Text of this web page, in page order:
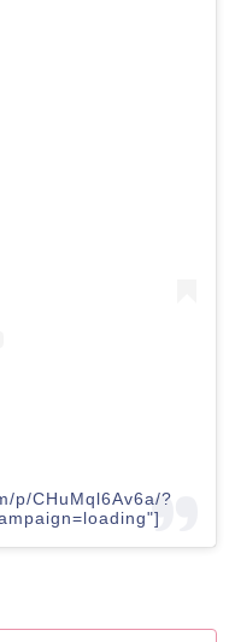
p/CHuMql6Av6a/?